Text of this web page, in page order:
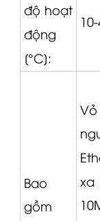
độ hoạt
động
[°C]:
Bao
gồm
xa